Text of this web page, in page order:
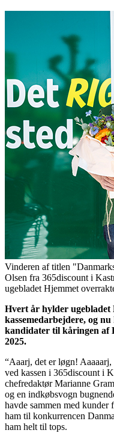
Vinderen af titlen
Olsen fra 365discount i
ugebladet Hjemmet
Hvert år hylder ugebladet
kassemedarbejdere, og
kandidater til kåringen af
2025.
“Aaarj, det er løgn!
ved kassen i 365discount i
chefredaktør Marianne
og en indkøbsvogn
havde sammen med kunder
ham til konkurrencen
ham helt til tops.